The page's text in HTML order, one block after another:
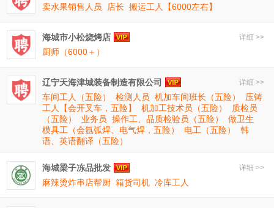
卖水果销售人员
店长 搬运工人【6000左右】
详细 >>
海城市小松烧烤店
厨师（6000＋）
详细 >>
辽宁天海津城装备制造有限公司
车间工人（五险）
检测人员 机加车间班长（五险）
压铸
工人【会开叉车，五险】
机加工技术员（五险）
质检员
（五险）
业务员 操作工、品质检验员（五险）
做卫生
模具工（会氩弧焊、电气焊，五险）
电工（五险）
韩
语、英语翻译（五险）
详细 >>
海城梁子冻品批发
麻辣烫炸串店帮厨 箱货司机 冷库工人